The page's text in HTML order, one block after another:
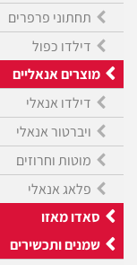
תחתוני פרפרים
דילדו כפול
מוצרים אנאליים
דילדו אנאלי
ויברטור אנאלי
מוטות וחרוזים
פלאג אנאלי
סאדו מאזו
שמנים ותכשירים